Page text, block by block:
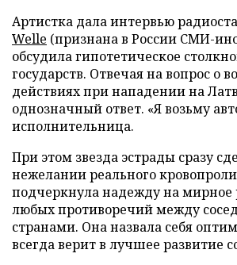
Артистка дала интервью
Welle (признана в России СМИ-
обсудила гипотетическое
государств. Отвечая на вопрос о
действиях при нападении на
однозначный ответ. «Я возьму
исполнительница.
При этом звезда эстрады сразу
нежелании реального
подчеркнула надежду на мирное
любых противоречий между
странами. Она назвала себя
всегда верит в лучшее развитие